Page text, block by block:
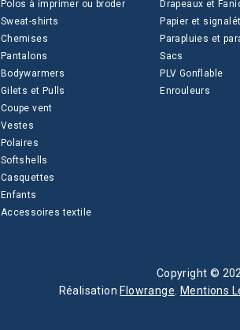
Polos à imprimer ou broder
Sweat-shirts
Chemises
Pantalons
Bodywarmers
Gilets et Pulls
Coupe vent
Vestes
Polaires
Softshells
Casquettes
Enfants
Accessoires textile
Drapeaux et
Papier et
Parapluies et
Sacs
PLV Gonflable
Enrouleurs
Copyright ©
Réalisation Flowrange. Mentions